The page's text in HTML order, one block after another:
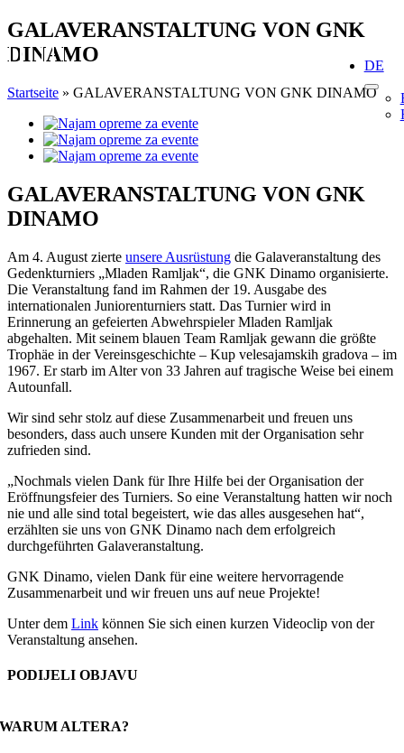
Skip
to
content
DE
GALAVERANSTALTUNG VON GNK
DINAMO
Startseite » GALAVERANSTALTUNG VON GNK DINAMO
View
Larger
Image
GALAVERANSTALTUNG VON GNK
DINAMO
Am 4. August zierte unsere Ausrüstung die Galaveranstaltung des
Gedenkturniers „Mladen Ramljak“, die GNK Dinamo organisierte.
Die Veranstaltung fand im Rahmen der 19. Ausgabe des
internationalen Juniorenturniers statt. Das Turnier wird in
Erinnerung an gefeierten Abwehrspieler Mladen Ramljak
abgehalten. Mit seinem blauen Team Ramljak gewann die größte
Trophäe in der Vereinsgeschichte – Kup velesajamskih gradova – im
1967. Er starb im Alter von 33 Jahren auf tragische Weise bei einem
Autounfall.
Wir sind sehr stolz auf diese Zusammenarbeit und freuen uns
besonders, dass auch unsere Kunden mit der Organisation sehr
zufrieden sind.
„Nochmals vielen Dank für Ihre Hilfe bei der Organisation der
Eröffnungsfeier des Turniers. So eine Veranstaltung hatten wir noch
nie und alle sind total begeistert, wie das alles ausgesehen hat“,
erzählten sie uns von GNK Dinamo nach dem erfolgreich
durchgeführten Galaveranstaltung.
GNK Dinamo, vielen Dank für eine weitere hervorragende
Zusammenarbeit und wir freuen uns auf neue Projekte!
Unter dem Link können Sie sich einen kurzen Videoclip von der
Veranstaltung ansehen.
PODIJELI OBJAVU
WARUM ALTERA?